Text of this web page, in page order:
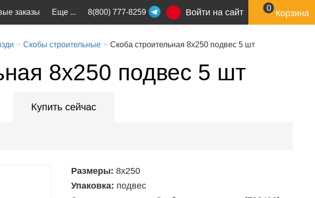
Еще ...
заказы 8(800) 777-8259 Войти на сайт 0
Корзина
Скобы строительные Скоба строительная 8x250 подвес 5 шт
8x250 подвес 5 шт
Купить сейчас
Размеры: 8х250
Упаковка: подвес